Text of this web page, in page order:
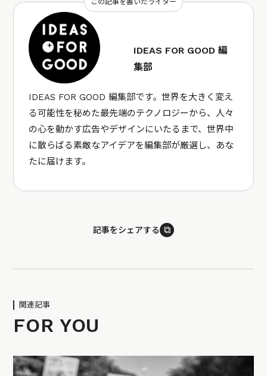
この記事を書いたライター
IDEAS FOR GOOD 編
集部
IDEAS FOR GOOD 編集部です。世界を大きく変え
る可能性を秘めた最先端のテクノロジーから、人々
の心を動かす広告やデザインにいたるまで、世界中
に散らばる素敵なアイデアを編集部が厳選し、あな
たに届けます。
記事をシェアする ⧉
関連記事
FOR YOU